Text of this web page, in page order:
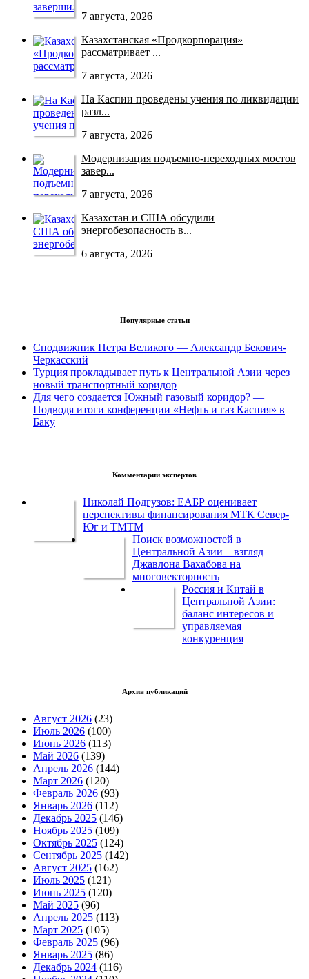
7 августа, 2026
Казахстанская «Продкорпорация»
рассматривает ...
7 августа, 2026
На Каспии проведены учения по ликвидации
разл...
7 августа, 2026
Модернизация подъемно-переходных мостов
завер...
7 августа, 2026
Казахстан и США обсудили
энергобезопасность в...
6 августа, 2026
Популярные статьи
Сподвижник Петра Великого — Александр Бекович-
Черкасский
Турция прокладывает путь к Центральной Азии через
новый транспортный коридор
Для чего создается Южный газовый коридор? —
Подводя итоги конференции «Нефть и газ Каспия» в
Баку
Комментарии экспертов
Николай Подгузов: ЕАБР оценивает
перспективы финансирования МТК Север-
Юг и ТМТМ
Поиск возможностей в
Центральной Азии – взгляд
Джавлона Вахабова на
многовекторность
Россия и Китай в
Центральной Азии:
баланс интересов и
управляемая
конкуренция
Архив публикаций
Август 2026 (23)
Июль 2026 (100)
Июнь 2026 (113)
Май 2026 (139)
Апрель 2026 (144)
Март 2026 (120)
Февраль 2026 (93)
Январь 2026 (112)
Декабрь 2025 (146)
Ноябрь 2025 (109)
Октябрь 2025 (124)
Сентябрь 2025 (142)
Август 2025 (162)
Июль 2025 (121)
Июнь 2025 (120)
Май 2025 (96)
Апрель 2025 (113)
Март 2025 (105)
Февраль 2025 (96)
Январь 2025 (86)
Декабрь 2024 (116)